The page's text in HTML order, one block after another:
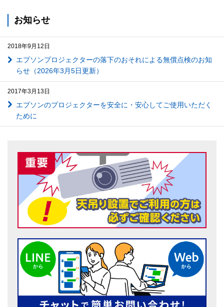
お知らせ
2018年9月12日
エプソンプロジェクターの落下のおそれによる無償点検のお知
らせ（2026年3月5日更新）
2017年3月13日
エプソンのプロジェクターを安全に・安心してご使用いただく
ために